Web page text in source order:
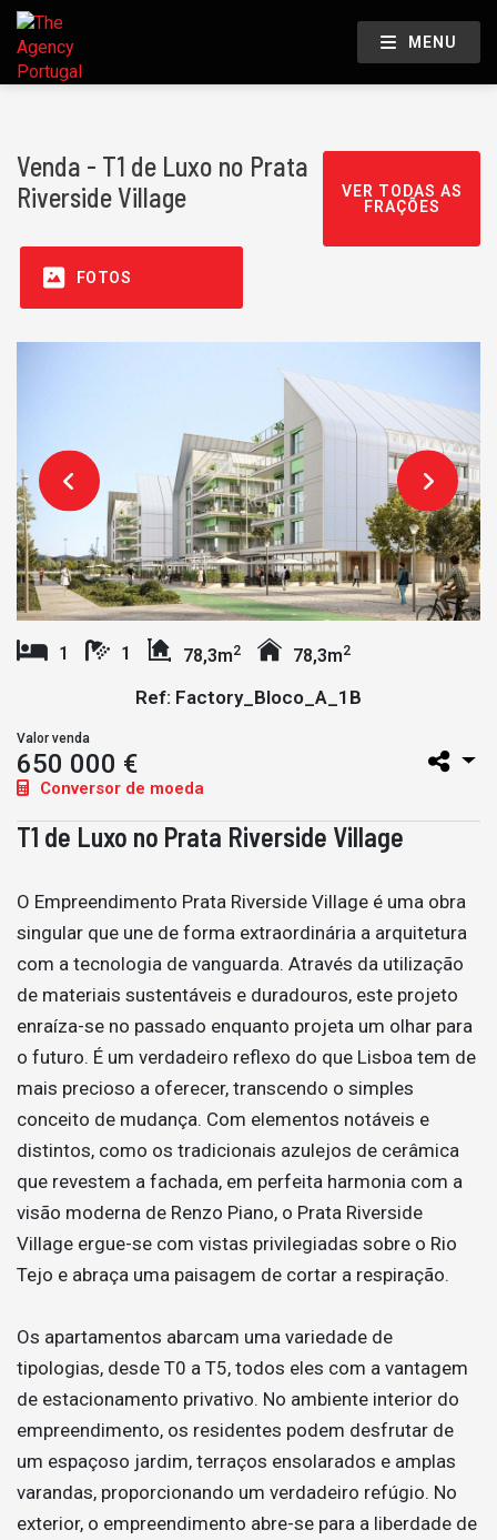
MENU
Venda - T1 de Luxo no Prata
Riverside Village
VER TODAS AS
FRAÇÕES
FOTOS
1 1 78,3m2 78,3m2
Ref: Factory_Bloco_A_1B
Valor venda
650 000 €
Conversor de moeda
T1 de Luxo no Prata Riverside Village
O Empreendimento Prata Riverside Village é uma obra
singular que une de forma extraordinária a arquitetura
com a tecnologia de vanguarda. Através da utilização
de materiais sustentáveis e duradouros, este projeto
enraíza-se no passado enquanto projeta um olhar para
o futuro. É um verdadeiro reflexo do que Lisboa tem de
mais precioso a oferecer, transcendo o simples
conceito de mudança. Com elementos notáveis e
distintos, como os tradicionais azulejos de cerâmica
que revestem a fachada, em perfeita harmonia com a
visão moderna de Renzo Piano, o Prata Riverside
Village ergue-se com vistas privilegiadas sobre o Rio
Tejo e abraça uma paisagem de cortar a respiração.
Os apartamentos abarcam uma variedade de
tipologias, desde T0 a T5, todos eles com a vantagem
de estacionamento privativo. No ambiente interior do
empreendimento, os residentes podem desfrutar de
um espaçoso jardim, terraços ensolarados e amplas
varandas, proporcionando um verdadeiro refúgio. No
exterior, o empreendimento abre-se para a liberdade de